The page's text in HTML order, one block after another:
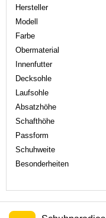
Hersteller
Modell
Farbe
Obermaterial
Innenfutter
Decksohle
Laufsohle
Absatzhöhe
Schafthöhe
Passform
Schuhweite
Besonderheiten